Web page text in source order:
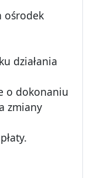
ośrodek
działania
o dokonaniu
zmiany